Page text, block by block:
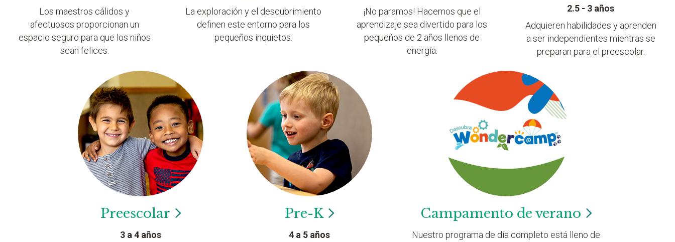
Los maestros cálidos y
afectuosos proporcionan un
espacio seguro para que los niños
sean felices.
La exploración y el descubrimiento
definen este entorno para los
pequeños inquietos.
¡No paramos! Hacemos que el
aprendizaje sea divertido para los
pequeños de 2 años llenos de
energía.
2.5 - 3 años
Adquieren habilidades y aprenden
a ser independientes mientras se
preparan para el preescolar.
Preescolar
3 a 4 años
Pre-K
4 a 5 años
Campamento deverano
Nuestro programa de día completo está lleno de